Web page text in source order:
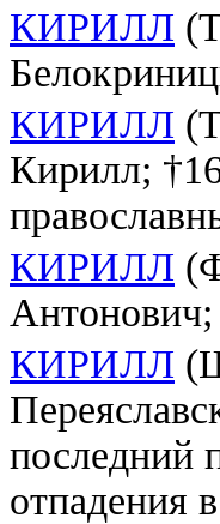
КИРИЛЛ
КИРИЛЛ
Кирилл;
КИРИЛЛ
КИРИЛЛ
последний
отпадения